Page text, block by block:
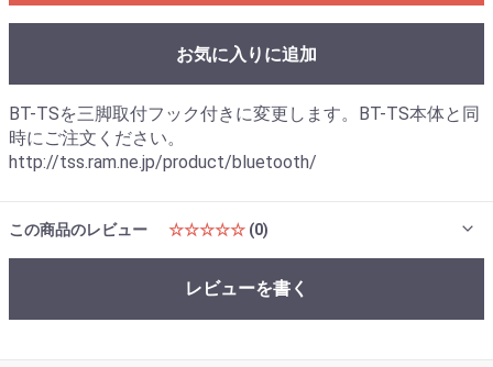
お気に入りに追加
BT-TSを三脚取付フック付きに変更します。BT-TS本体と同
時にご注文ください。
http://tss.ram.ne.jp/product/bluetooth/
この商品のレビュー ☆☆☆☆☆ (0)
レビューを書く